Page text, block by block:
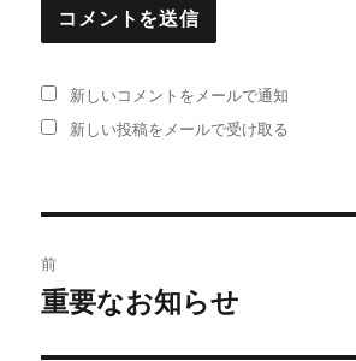
新しいコメントをメールで通知
新しい投稿をメールで受け取る
稿
前
過
重要なお知らせ